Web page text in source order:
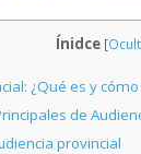
Ínidce [
¿Qué es y
de
provincial